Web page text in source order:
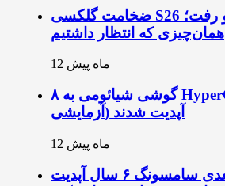
ضخامت گلکسی S26 پرو، اج و اولترا لو رفت؛
همان‌چیزی که انتظار داشتیم
12 ماه پیش
۸ گوشی شیائومی به HyperOS 3 (نسخه
آزمایشی) آپدیت شدند
12 ماه پیش
گوشی ارزان بعدی سامسونگ ۶ سال آپدیت